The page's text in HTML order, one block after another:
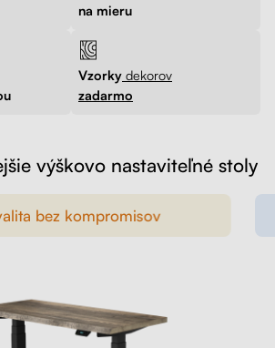
na mieru
Vzorky dekorov
zadarmo
výškovo nastaviteľné stoly
bez kompromisov